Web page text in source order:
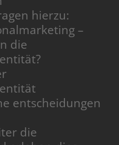
hierzu:
–
die
entscheidungen
die